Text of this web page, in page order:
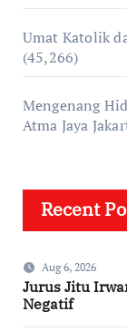
Umat Katolik
(45,266)
Mengenang
Atma Jaya
Recent
Aug 6, 2026
Jurus Jitu
Negatif